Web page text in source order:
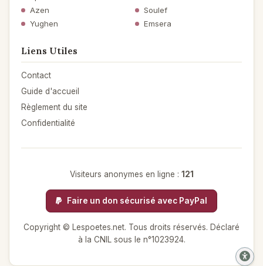
Azen
Soulef
Yughen
Emsera
Liens Utiles
Contact
Guide d'accueil
Règlement du site
Confidentialité
Visiteurs anonymes en ligne : 121
Faire un don sécurisé avec PayPal
Copyright © Lespoetes.net. Tous droits réservés. Déclaré
à la CNIL sous le n°1023924.